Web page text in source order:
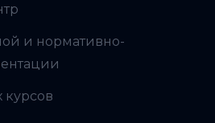
и нормативно-
курсов